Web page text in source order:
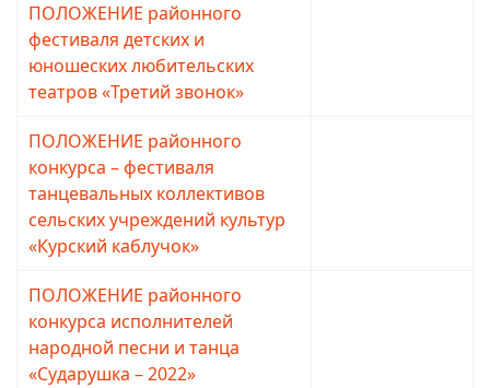
ПОЛОЖЕНИЕ районного
фестиваля детских и
юношеских любительских
театров «Третий звонок»
ПОЛОЖЕНИЕ районного
конкурса – фестиваля
танцевальных коллективов
сельских учреждений культур
«Курский каблучок»
ПОЛОЖЕНИЕ районного
конкурса исполнителей
народной песни и танца
«Сударушка – 2022»